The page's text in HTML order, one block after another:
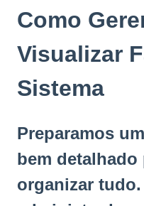
Como
Visualizar
Sistema
Preparamos
bem detalhado
organizar tudo.